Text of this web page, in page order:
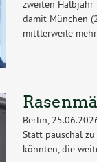
zweiten Halbjahr
damit München
mittlerweile
Berlin,
Statt pauschal
könnten, die